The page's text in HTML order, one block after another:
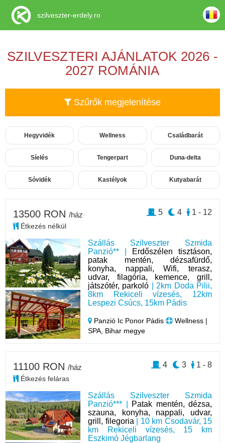
SZILVESZTERI AJÁNLATOK 2026 -
2027 ROMÁNIA
Szűrők megjelenítése
Hegyvidék Wellness Családbarát
Síelés Tengerpart Duna-delta
Sóvidék Kastélyok Kutyabarát
Szállás Szilveszter Szmida
Panzió** |
Erdőszélen tisztáson,
patak mentén, dézsafürdő,
konyha, nappali, Wifi, terasz,
udvar, filagória, kemence, grill,
játszótér, parkoló | 2km Doda Pilii,
8km Rekiceli vízesés, 12km
Lespezi Csúcs, 15km Pádis
Panzió Ic Ponor Pádis
Wellness |
SPA, Bihar megye
13500 RON /ház
Étkezés nélkül
1 - 12
4
5
Szállás Szilveszter Szmida
Panzió*** |
Patak mentén, dézsa,
szauna, konyha, nappali, udvar,
grill, filegoria | 10 km Csodavár, 15
km Rekiceli vízesés, 15 km
Eszkimó Jégbarlang
11100 RON /ház
Étkezés feláras
1 - 8
3
4
szilveszter-erdely.ro